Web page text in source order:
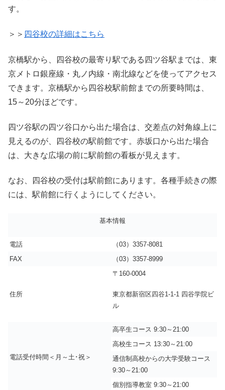
す。
＞＞ 四谷校の詳細はこちら
京橋駅から、四谷校の最寄り駅である四ツ谷駅までは、東
京メトロ銀座線・丸ノ内線・南北線などを使ってアクセス
できます。京橋駅から四谷校駅前館までの所要時間は、
15～20分ほどです。
四ツ谷駅の四ツ谷口から出た場合は、交差点の対角線上に
見えるのが、四谷校の駅前館です。赤坂口から出た場合
は、大きな広場の前に駅前館の看板が見えます。
なお、四谷校の受付は駅前館にあります。各種手続きの際
には、駅前館に行くようにしてください。
基本情報
電話
（03）3357-8081
FAX
（03）3357-8999
住所
〒160-0004
東京都新宿区四谷1-1-1 四谷学院ビ
ル
電話受付時間＜月～土･祝＞
高卒生コース 9:30～21:00
高校生コース 13:30～21:00
通信制高校からの大学受験コース
9:30～21:00
個別指導教室 9:30～21:00